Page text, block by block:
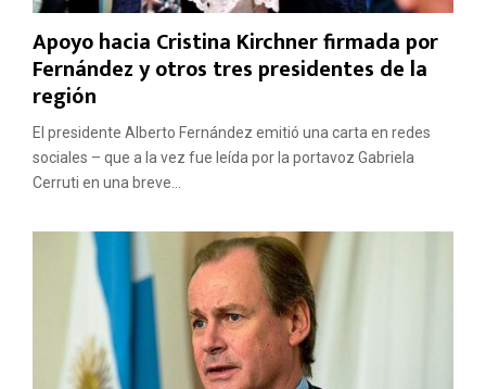
Apoyo hacia Cristina Kirchner firmada por
Fernández y otros tres presidentes de la
región
El presidente Alberto Fernández emitió una carta en redes
sociales – que a la vez fue leída por la portavoz Gabriela
Cerruti en una breve...